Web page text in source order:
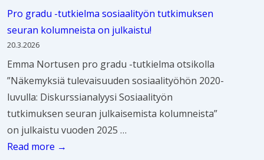
e
s
n
t
u
t
k
i
m
u
k
t
a
e
i
o
l
e
t
o
i
r
i
s
o
n
Pro gradu -tutkielma sosiaalityön tutkimuksen
seuran kolumneista on julkaistu!
20.3.2026
Emma Nortusen pro gradu -tutkielma otsikolla
”Näkemyksiä tulevaisuuden sosiaalityöhön 2020-
luvulla: Diskurssianalyysi Sosiaalityön
tutkimuksen seuran julkaisemista kolumneista”
on julkaistu vuoden 2025 …
P
Read more →